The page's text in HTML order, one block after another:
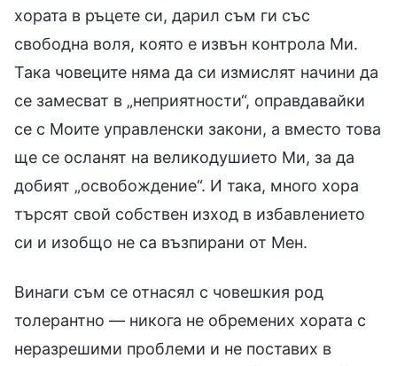
хората в ръцете си, дарил съм ги със
свободна воля, която е извън контрола Ми.
Така човеците няма да си измислят начини да
се замесват в „неприятности“, оправдавайки
се с Моите управленски закони, а вместо това
ще се осланят на великодушието Ми, за да
добият „освобождение“. И така, много хора
търсят свой собствен изход в избавлението
си и изобщо не са възпирани от Мен.
Винаги съм се отнасял с човешкия род
толерантно — никога не обремених хората с
неразрешими проблеми и не поставих в